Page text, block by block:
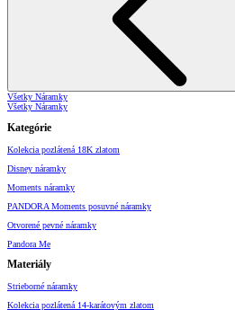
Všetky Náramky
Všetky Náramky
Kategórie
Kolekcia pozlátená 18K zlatom
Disney náramky
Moments náramky
PANDORA Moments posuvné náramky
Otvorené pevné náramky
Pandora Me
Materiály
Strieborné náramky
Kolekcia pozlátená 14-karátovým zlatom